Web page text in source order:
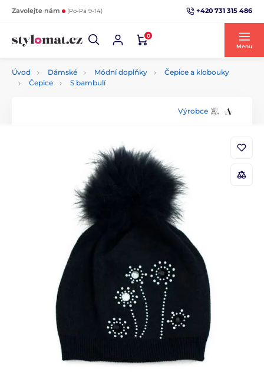
Zavolejte nám (Po-Pá 9-14) +420 731 315 486
0
Menu
Úvod Dámské Módní doplňky
Čepice a klobouky
Čepice
S bambulí
Výrobce